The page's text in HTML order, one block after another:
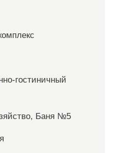
гостиничный
Баня №5